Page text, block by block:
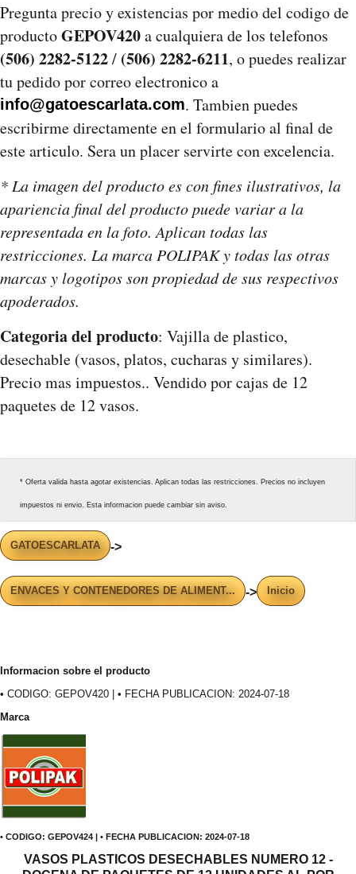
Pregunta precio y existencias por medio del codigo de
productoGEPOV420a cualquiera de los telefonos
(506) 2282-5122/ (506) 2282-6211, o puedes realizar
tu pedido por correo electronico a
info@gatoescarlata.com. Tambien puedes
escribirme directamente en el formulario al final de
este articulo. Sera un placer servirte con excelencia.
* La imagen del producto es con fines ilustrativos, la
apariencia final del producto puede variar a la
representada en la foto. Aplican todas las
restricciones. La marca POLIPAK y todas las otras
marcas y logotipos son propiedad de sus respectivos
apoderados.
Categoria del producto: Vajilla de plastico,
desechable (vasos, platos, cucharas y similares).
Precio mas impuestos.. Vendido por cajas de 12
paquetes de 12 vasos.
* Oferta valida hasta agotar existencias. Aplican todas las restricciones. Precios no incluyen
impuestos ni envio. Esta informacion puede cambiar sin aviso.
GATOESCARLATA ->
ENVACES Y CONTENEDORES DE ALIMENT... -> Inicio
Informacion sobre el producto
• CODIGO: GEPOV420 | • FECHA PUBLICACION: 2024-07-18
Marca
• CODIGO: GEPOV424 | • FECHA PUBLICACION: 2024-07-18
VASOS PLASTICOS DESECHABLES NUMERO 12 -